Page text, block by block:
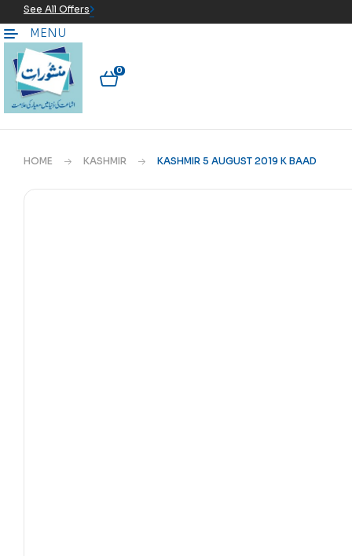
See All Offers
MENU
0
HOME KASHMIR KASHMIR 5 AUGUST 2019 K BAAD